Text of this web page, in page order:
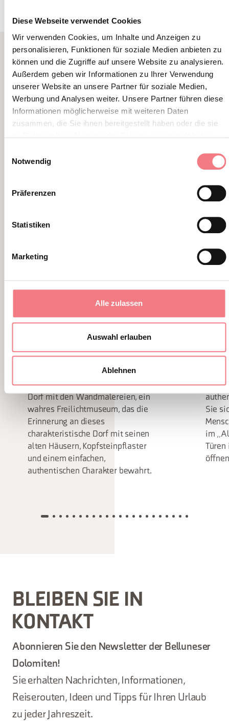
Diese Webseite verwendet Cookies
Wir verwenden Cookies, um Inhalte und Anzeigen zu
personalisieren, Funktionen für soziale Medien anbieten zu
können und die Zugriffe auf unsere Website zu analysieren.
Außerdem geben wir Informationen zu Ihrer Verwendung
unserer Website an unsere Partner für soziale Medien,
Werbung und Analysen weiter. Unsere Partner führen diese
Informationen möglicherweise mit weiteren Daten
zusammen, die Sie ihnen bereitgestellt haben oder die sie
Notwendig
Präferenzen
Statistiken
Marketing
Alle zulassen
Auswahl erlauben
Ablehnen
VERWANDTER INHALT
SIE KÖNNEN AUCH
MÖGEN
CIBIANA DI CADORE
Im Herzen der Dolomiten von
Belluno ist Cibiana di Cadore, das
Dorf mit den Wandmalereien, ein
wahres Freilichtmuseum, das die
Erinnerung an dieses
charakteristische Dorf mit seinen
alten Häusern, Kopfsteinpflaster
und einem einfachen,
authentischen Charakter bewahrt.
und
Sie
im
Türen
BLEIBEN SIE IN
KONTAKT
Abonnieren Sie den Newsletter der Belluneser
Dolomiten!
Sie erhalten Nachrichten, Informationen,
Reiserouten, Ideen und Tipps für Ihren Urlaub
zu jeder Jahreszeit.